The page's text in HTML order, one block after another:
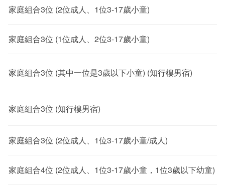
家庭組合3位 (2位成人、1位3-17歲小童)
家庭組合3位 (1位成人、2位3-17歲小童)
家庭組合3位 (其中一位是3歲以下小童) (知行樓男宿)
家庭組合3位 (知行樓男宿)
家庭組合3位 (2位成人、1位3-17歲小童/成人)
家庭組合4位 (2位成人、1位3-17歲小童，1位3歲以下幼童)